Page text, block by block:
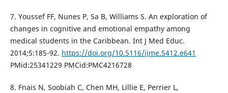
7. Youssef FF, Nunes P, Sa B, Williams S. An exploration of
changes in cognitive and emotional empathy among
medical students in the Caribbean. Int J Med Educ.
2014;5:185-92. https://doi.org/10.5116/ijme.5412.e641
PMid:25341229 PMCid:PMC4216728
8. Fnais N, Soobiah C, Chen MH, Lillie E, Perrier L,